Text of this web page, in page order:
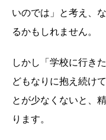
いのでは」と考え、
るかもしれません。
しかし「学校に行き
どもなりに抱え続け
とが少なくないと、
ります。